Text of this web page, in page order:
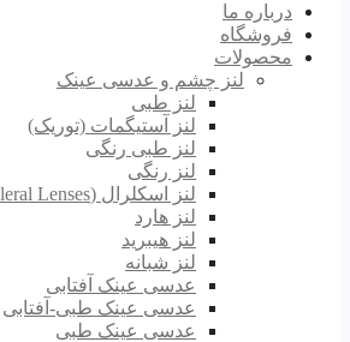
درباره ما
فروشگاه
محصولات
لنز چشم و عدسی عینک
لنز طبی
لنز آستیگمات (توریک)
لنز طبی رنگی
لنز رنگی
لنز اسکلرال (Scleral Lenses)
لنز هارد
لنز هیبرید
لنز شبانه
عدسی عینک آفتابی
عدسی عینک طبی-آفتابی
عدسی عینک طبی